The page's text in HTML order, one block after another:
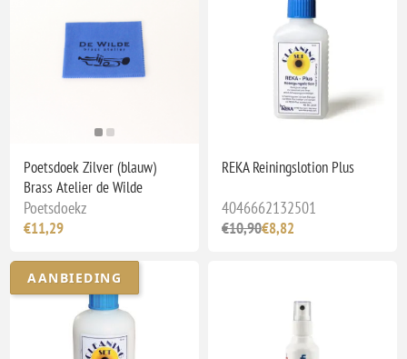
Poetsdoek Zilver (blauw)
Brass Atelier de Wilde
Poetsdoekz
€11,29
REKA Reiningslotion Plus
4046662132501
€10,90€8,82
AANBIEDING